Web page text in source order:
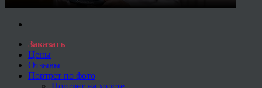
Заказать
Цены
Отзывы
Портрет по фото
Портрет на холсте